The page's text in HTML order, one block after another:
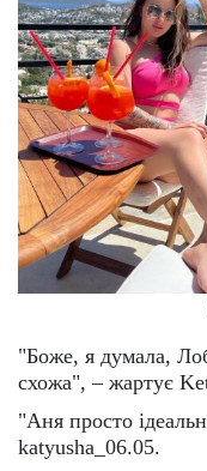
"Боже, я думала,
схожа", – жартує
"Аня просто
katyusha_06.05.